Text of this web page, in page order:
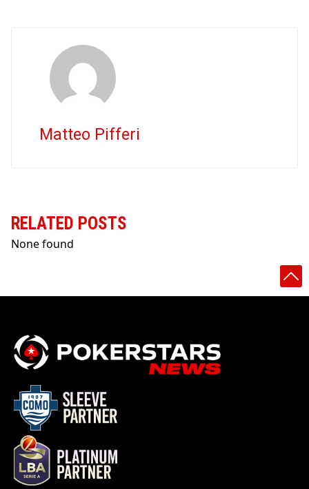
Matteo Pifferi
RELATED POSTS
None found